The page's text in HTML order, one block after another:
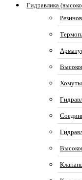
Гидравлика
Хомуты